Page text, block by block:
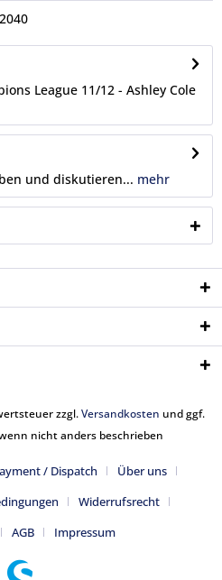
League 11/12 - Ashley Cole
und diskutieren... mehr
zzgl.Versandkosten und ggf.
nicht anders beschrieben
/ Dispatch
Über uns
Widerrufsrecht
AGB Impressum